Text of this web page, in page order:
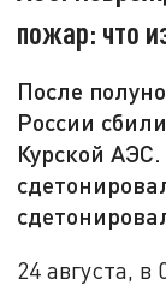
пожар: что
После
России
Курской
24 августа,